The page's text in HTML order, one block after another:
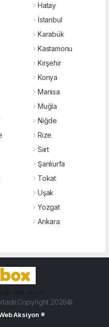
Hatay
İstanbul
Karabük
Kastamonu
Kırşehir
Konya
Manisa
Muğla
Niğde
Rize
Siirt
Şanlıurfa
Tokat
Uşak
Yozgat
Ankara
2026©
Aksiyon ®